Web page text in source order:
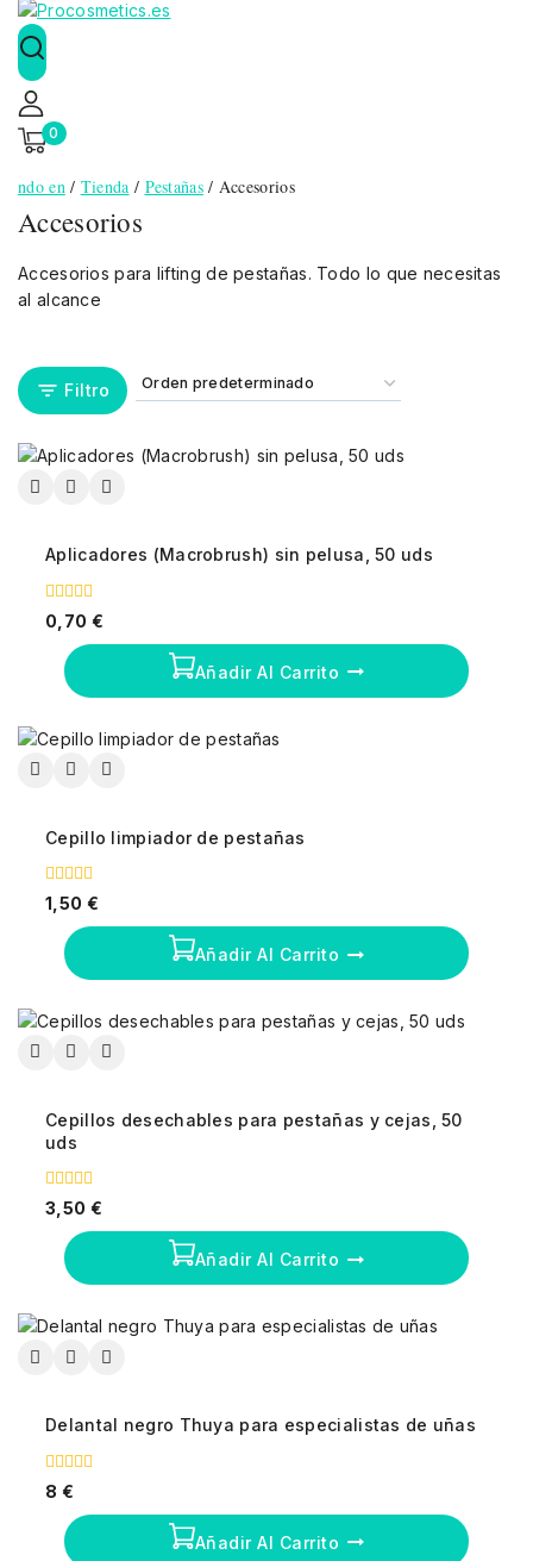
0
ndo en / Tienda / Pestañas / Accesorios
Accesorios
Accesorios para lifting de pestañas. Todo lo que necesitas
al alcance
Filtro
Aplicadores (Macrobrush) sin pelusa, 50 uds
0
fuera
0,70 €
Añadir Al Carrito
Cepillo limpiador de pestañas
0
fuera
1,50 €
Añadir Al Carrito
Cepillos desechables para pestañas y cejas, 50
uds
0
fuera
3,50 €
Añadir Al Carrito
Delantal negro Thuya para especialistas de uñas
0
fuera
8 €
Añadir Al Carrito